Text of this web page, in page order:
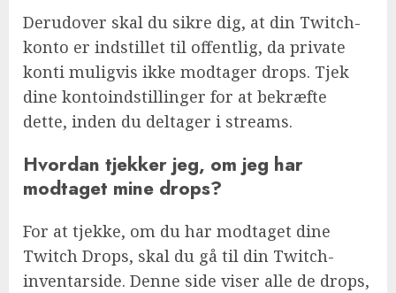
Derudover skal du sikre dig, at din Twitch-
konto er indstillet til offentlig, da private
konti muligvis ikke modtager drops. Tjek
dine kontoindstillinger for at bekræfte
dette, inden du deltager i streams.
Hvordan tjekker jeg, om jeg har
modtaget mine drops?
For at tjekke, om du har modtaget dine
Twitch Drops, skal du gå til din Twitch-
inventarside. Denne side viser alle de drops,